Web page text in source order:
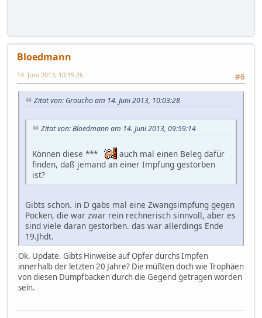
Bloedmann
#6
14. Juni 2013, 10:15:26
Zitat von: Groucho am 14. Juni 2013, 10:03:28
Zitat von: Bloedmann am 14. Juni 2013, 09:59:14
Können diese ***
auch mal einen Beleg dafür
finden, daß jemand an einer Impfung gestorben
ist?
Gibts schon. in D gabs mal eine Zwangsimpfung gegen
Pocken, die war zwar rein rechnerisch sinnvoll, aber es
sind viele daran gestorben. das war allerdings Ende
19.Jhdt.
Ok. Update. Gibts Hinweise auf Opfer durchs Impfen
innerhalb der letzten 20 Jahre? Die müßten doch wie Trophäen
von diesen Dumpfbacken durch die Gegend getragen worden
sein.